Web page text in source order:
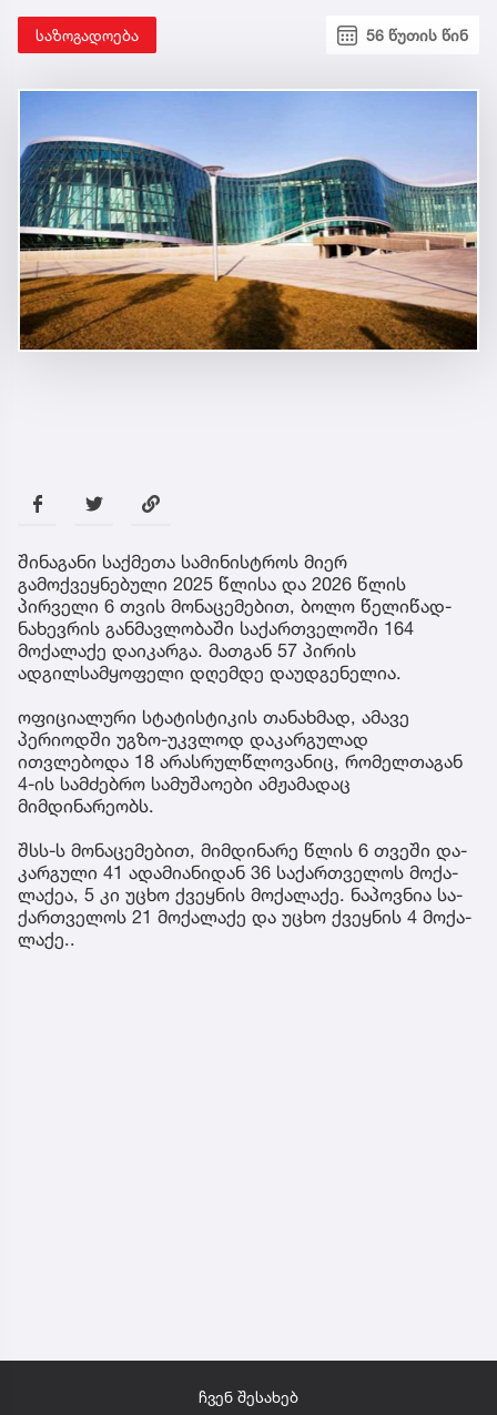
საზოგადოება 56 წუთის წინ
შინაგანი საქმეთა სამინისტროს მიერ
გამოქვეყნებული 2025 წლისა და 2026 წლის
პირველი 6 თვის მონაცემებით, ბოლო წელიწად-
ნახევრის განმავლობაში საქართველოში 164
მოქალაქე დაიკარგა. მათგან 57 პირის
ადგილსამყოფელი დღემდე დაუდგენელია.
ოფიციალური სტატისტიკის თანახმად, ამავე
პერიოდში უგზო-უკვლოდ დაკარგულად
ითვლებოდა 18 არასრულწლოვანიც, რომელთაგან
4-ის სამძებრო სამუშაოები ამჟამადაც
მიმდინარეობს.
შსს-ს მო­ნა­ცე­მე­ბით, მიმ­დი­ნა­რე წლის 6 თვე­ში და­
კარ­გუ­ლი 41 ადა­მი­ა­ნი­დან 36 სა­ქარ­თვე­ლოს მო­ქა­
ლა­ქეა, 5 კი უცხო ქვეყ­ნის მო­ქა­ლა­ქე. ნა­პოვ­ნია სა­
ქარ­თვე­ლოს 21 მო­ქა­ლა­ქე და უცხო ქვეყ­ნის 4 მო­ქა­
ლა­ქე..
ჩვენ შესახებ